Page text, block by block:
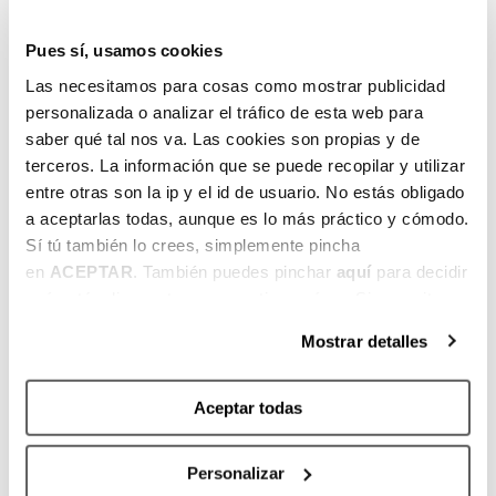
Pues sí, usamos cookies
Las necesitamos para cosas como mostrar publicidad
personalizada o analizar el tráfico de esta web para
saber qué tal nos va. Las cookies son propias y de
terceros. La información que se puede recopilar y utilizar
entre otras son la ip y el id de usuario. No estás obligado
a aceptarlas todas, aunque es lo más práctico y cómodo.
Sí tú también lo crees, simplemente pincha
en ACEPTAR . También puedes pinchar aquí para decidir
Mostrar detalles
Aceptar todas
Personalizar
a
L
ar
e
— — — —
2
0
–
J
dí
2
7
U
as
I
e